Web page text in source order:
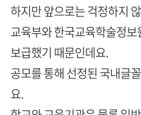
하지만 앞으로는 걱정하지
교육부와 한국교육학술정
보급했기 때문인데요.
공모를 통해 선정된 국내글
요.